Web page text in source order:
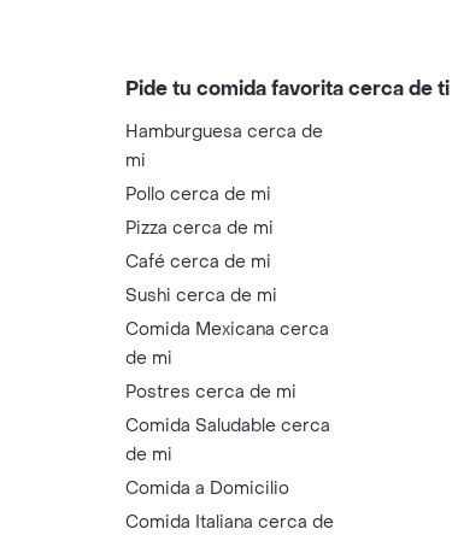
Pide tu comida favorita cerca de ti
Hamburguesa cerca de
mi
Pollo cerca de mi
Pizza cerca de mi
Café cerca de mi
Sushi cerca de mi
Comida Mexicana cerca
de mi
Postres cerca de mi
Comida Saludable cerca
de mi
Comida a Domicilio
Comida Italiana cerca de